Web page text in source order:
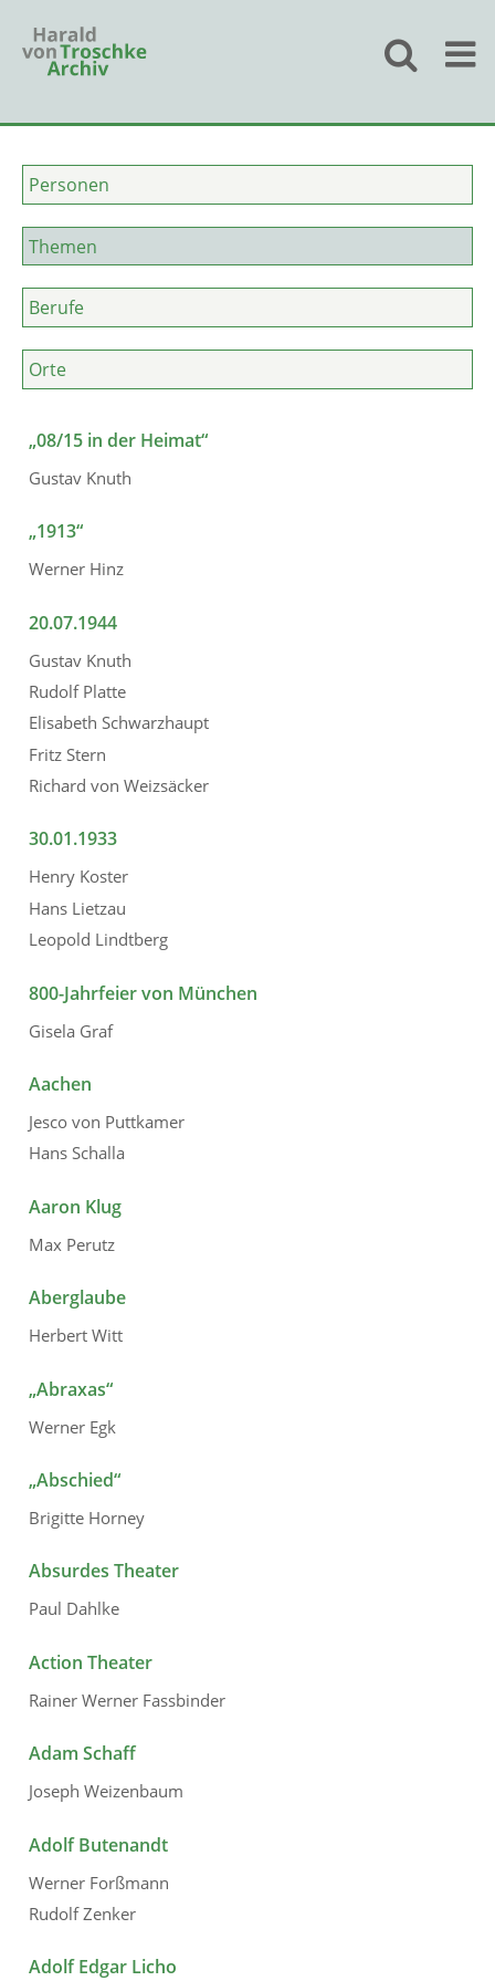
Personen
Themen
Berufe
Orte
„08/15 in der Heimat“
Gustav Knuth
„1913“
Werner Hinz
20.07.1944
Gustav Knuth
Rudolf Platte
Elisabeth Schwarzhaupt
Fritz Stern
Richard von Weizsäcker
30.01.1933
Henry Koster
Hans Lietzau
Leopold Lindtberg
800-Jahrfeier von München
Gisela Graf
Aachen
Jesco von Puttkamer
Hans Schalla
Aaron Klug
Max Perutz
Aberglaube
Herbert Witt
„Abraxas“
Werner Egk
„Abschied“
Brigitte Horney
Absurdes Theater
Paul Dahlke
Action Theater
Rainer Werner Fassbinder
Adam Schaff
Joseph Weizenbaum
Adolf Butenandt
Werner Forßmann
Rudolf Zenker
Adolf Edgar Licho